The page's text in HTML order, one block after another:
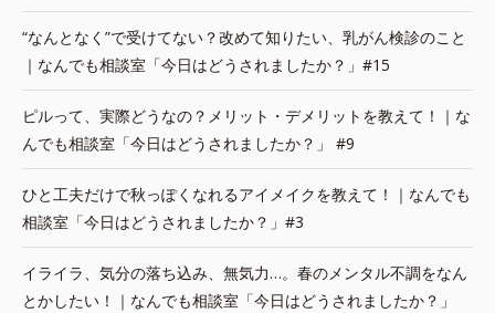
“なんとなく”で受けてない？改めて知りたい、乳がん検診のこと
｜なんでも相談室「今日はどうされましたか？」#15
ピルって、実際どうなの？メリット・デメリットを教えて！｜な
んでも相談室「今日はどうされましたか？」 #9
ひと工夫だけで秋っぽくなれるアイメイクを教えて！｜なんでも
相談室「今日はどうされましたか？」#3
イライラ、気分の落ち込み、無気力…。春のメンタル不調をなん
とかしたい！｜なんでも相談室「今日はどうされましたか？」